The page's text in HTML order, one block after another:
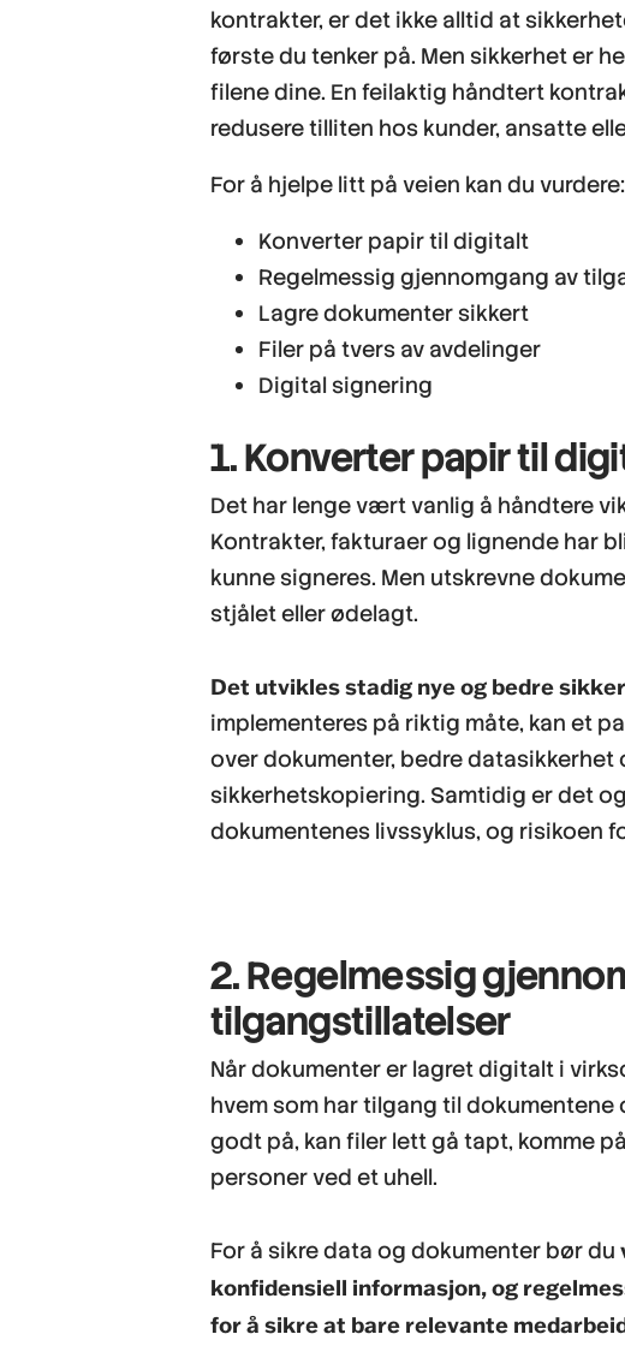
kontrakter, er det ikke alltid at
første du tenker på. Men sikkerhet er
filene dine. En feilaktig håndtert
redusere tilliten hos kunder, ansatte
For å hjelpe litt på veien kan du vurdere:
Konverter papir til digitalt
Regelmessig gjennomgang av
Lagre dokumenter sikkert
Filer på tvers av avdelinger
Digital signering
1. Konverter papir til
Det har lenge vært vanlig å håndtere
Kontrakter, fakturaer og lignende har
kunne signeres. Men utskrevne
stjålet eller ødelagt.
Det utvikles stadig nye og bedre
implementeres på riktig måte, kan et
over dokumenter, bedre
sikkerhetskopiering. Samtidig er det
dokumentenes livssyklus, og risikoen
2. Regelmessig
tilgangstillatelser
Når dokumenter er lagret digitalt i
hvem som har tilgang til dokumentene
godt på, kan filer lett gå tapt, komme
personer ved et uhell.
For å sikre data og dokumenter bør du
konfidensiell informasjon, og
for å sikre at bare relevante